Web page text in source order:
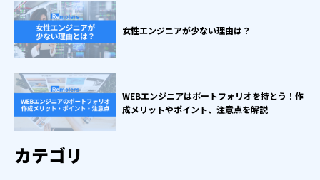
女性エンジニアが少ない理由は？
WEBエンジニアはポートフォリオを持とう！作
成メリットやポイント、注意点を解説
カテゴリ